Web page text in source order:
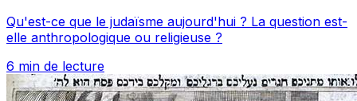
Qu'est-ce que le judaïsme aujourd'hui ? La question est-
elle anthropologique ou religieuse ?
6 min de lecture